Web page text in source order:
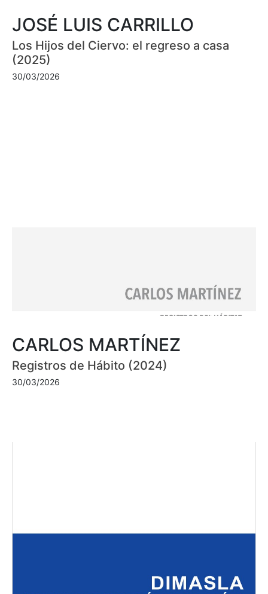
JOSÉ LUIS CARRILLO
Los Hijos del Ciervo: el regreso a casa
(2025)
30/03/2026
CARLOS MARTÍNEZ
Registros de Hábito (2024)
30/03/2026